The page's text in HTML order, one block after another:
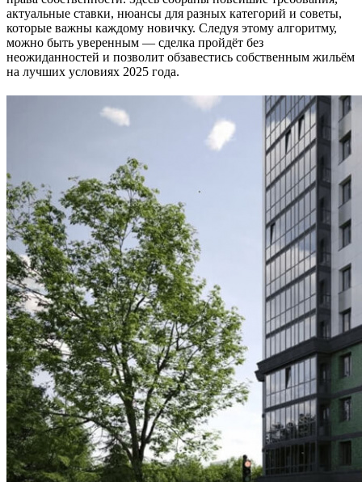
актуальные ставки, нюансы для разных категорий и советы,
которые важны каждому новичку. Следуя этому алгоритму,
можно быть уверенным — сделка пройдёт без
неожиданностей и позволит обзавестись собственным жильём
на лучших условиях 2025 года.